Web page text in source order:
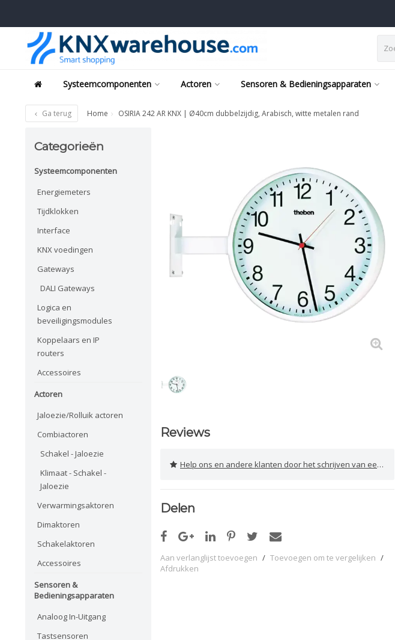
Systeemcomponenten Actoren Sensoren & Bedieningsapparaten
Ga terug Home OSIRIA 242 AR KNX | Ø40cm dubbelzijdig, Arabisch, witte metalen rand
Categorieën
Systeemcomponenten
Energiemeters
Tijdklokken
Interface
KNX voedingen
Gateways
DALI Gateways
Logica en
beveiligingsmodules
Koppelaars en IP
routers
Accessoires
Actoren
Jaloezie/Rolluik actoren
Combiactoren
Schakel - Jaloezie
Klimaat - Schakel -
Jaloezie
Verwarmingsaktoren
Dimaktoren
Schakelaktoren
Accessoires
Sensoren &
Bedieningsapparaten
Analoog In-Uitgang
Tastsensoren
Reviews
Help ons en andere klanten door het schrijven van een review
Delen
Aan verlanglijst toevoegen / Toevoegen om te vergelijken /
Afdrukken